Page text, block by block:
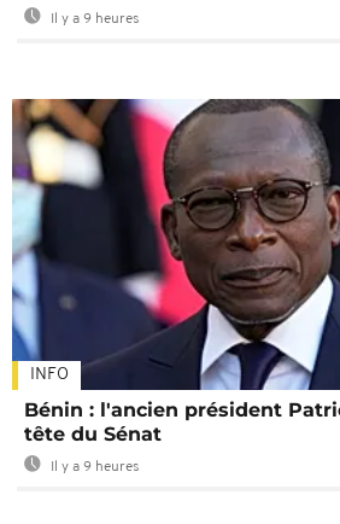
Il y a 9 heures
INFO
Bénin : l'ancien président
tête du Sénat
Il y a 9 heures